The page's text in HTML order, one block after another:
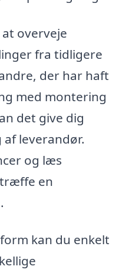
overveje
fra tidligere
der har haft
med montering
det give dig
leverandør.
og læs
træffe en
kan du enkelt